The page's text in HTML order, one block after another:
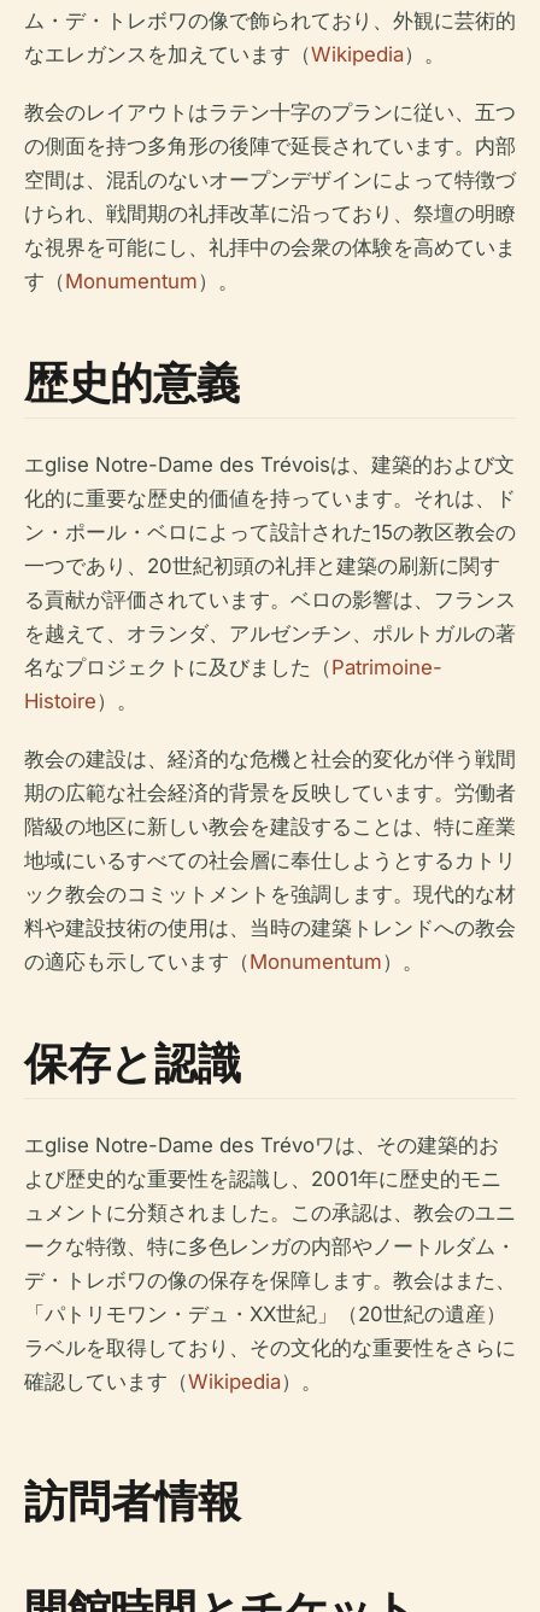
ム・デ・トレボワの像で飾られており、外観に芸術的
なエレガンスを加えています（Wikipedia）。
教会のレイアウトはラテン十字のプランに従い、五つ
の側面を持つ多角形の後陣で延長されています。内部
空間は、混乱のないオープンデザインによって特徴づ
けられ、戦間期の礼拝改革に沿っており、祭壇の明瞭
な視界を可能にし、礼拝中の会衆の体験を高めていま
す（Monumentum）。
歴史的意義
エglise Notre-Dame des Trévoisは、建築的および文
化的に重要な歴史的価値を持っています。それは、ド
ン・ポール・ベロによって設計された15の教区教会の
一つであり、20世紀初頭の礼拝と建築の刷新に関す
る貢献が評価されています。ベロの影響は、フランス
を越えて、オランダ、アルゼンチン、ポルトガルの著
名なプロジェクトに及びました（Patrimoine-
Histoire）。
教会の建設は、経済的な危機と社会的変化が伴う戦間
期の広範な社会経済的背景を反映しています。労働者
階級の地区に新しい教会を建設することは、特に産業
地域にいるすべての社会層に奉仕しようとするカトリ
ック教会のコミットメントを強調します。現代的な材
料や建設技術の使用は、当時の建築トレンドへの教会
の適応も示しています（Monumentum）。
保存と認識
エglise Notre-Dame des Trévoワは、その建築的お
よび歴史的な重要性を認識し、2001年に歴史的モニ
ュメントに分類されました。この承認は、教会のユニ
ークな特徴、特に多色レンガの内部やノートルダム・
デ・トレボワの像の保存を保障します。教会はまた、
「パトリモワン・デュ・XX世紀」（20世紀の遺産）
ラベルを取得しており、その文化的な重要性をさらに
確認しています（Wikipedia）。
訪問者情報